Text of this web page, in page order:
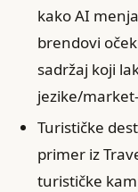
kako AI
brendovi
sadržaj koji
jezike/
Turističke
primer iz
turističke